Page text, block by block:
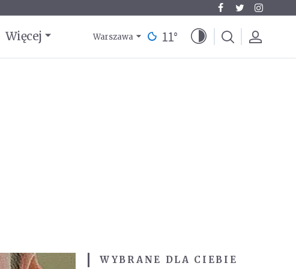
Więcej Warszawa 11°
WYBRANE DLA CIEBIE